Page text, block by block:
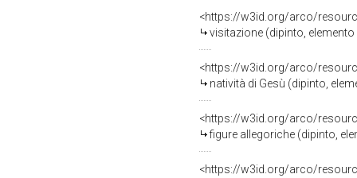
<https://w3id.org/arco/
visitazione (dipinto,
<https://w3id.org/arco/
natività di Gesù (dipinto,
<https://w3id.org/arco/
figure allegoriche (dipinto,
<https://w3id.org/arco/